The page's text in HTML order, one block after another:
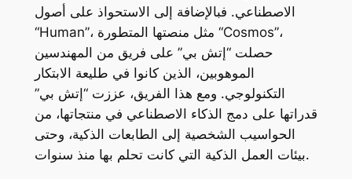
الاصطناعي. فبالإضافة إلى الاستحواذ على أصول
“Human”، مثل منصتها المتطورة “Cosmos”،
حصلت “إتش بي” على فريق من المهندسين
الموهوبين، الذين كانوا في طليعة الابتكار
التكنولوجي. ومع هذا الفريق، عززت “إتش بي”
قدراتها على دمج الذكاء الاصطناعي في منتجاتها، من
الحواسيب الشخصية إلى الطابعات الذكية، وحتى
بيئات العمل الذكية التي كانت تحلم بها منذ سنوات.